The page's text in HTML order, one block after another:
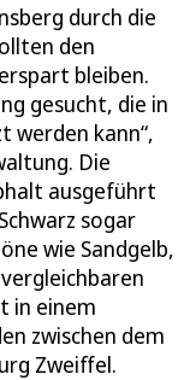
durch die
den
bleiben.
gesucht, die in
werden kann“,
Die
ausgeführt
sogar
wie Sandgelb,
in einem
zwischen dem
Zweiffel.